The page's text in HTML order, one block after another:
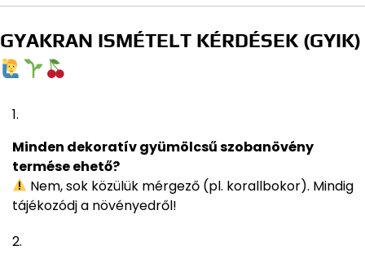
GYAKRAN ISMÉTELT KÉRDÉSEK (GYIK)
Minden dekoratív gyümölcsű szobanövény
termése ehető?
Nem, sok közülük mérgező (pl. korallbokor). Mindig
tájékozódj a növényedről!